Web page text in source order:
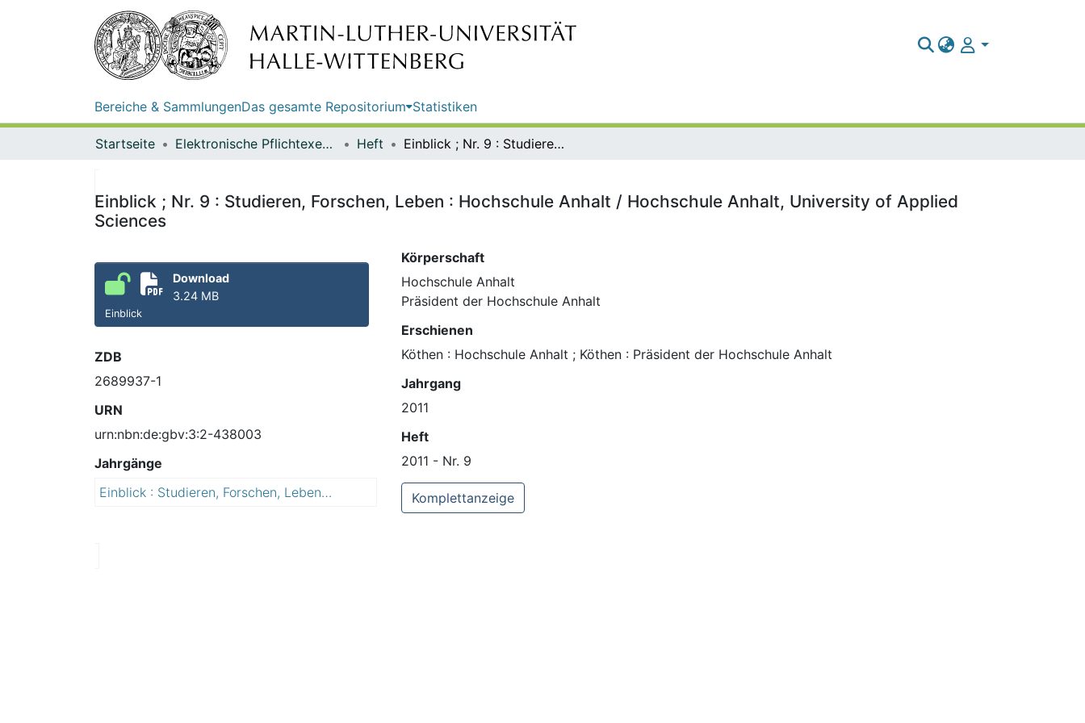
Bereiche & SammlungenDas gesamte Repositorium Statistiken
Startseite Elektronische Pflichtexemplare Heft Einblick ; Nr. 9 : Studieren, Forschen, Leben : Hochschule Anhalt / Hochschule Anhalt, University of Applied Sciences
Einblick ; Nr. 9 : Studieren, Forschen, Leben : Hochschule Anhalt / Hochschule Anhalt, University of Applied
Sciences
Download
3.24 MB
Einblick
ZDB
2689937-1
URN
urn:nbn:de:gbv:3:2-438003
Jahrgänge
Einblick : Studieren, Forschen, Leben : Hochschule Anhalt
Körperschaft
Hochschule Anhalt
Präsident der Hochschule Anhalt
Erschienen
Köthen : Hochschule Anhalt ; Köthen : Präsident der Hochschule Anhalt
Jahrgang
2011
Heft
2011 - Nr. 9
Komplettanzeige